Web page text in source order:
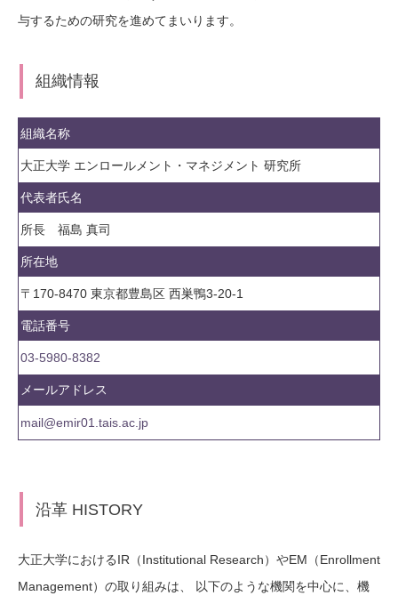
与するための研究を進めてまいります。
組織情報
組織名称
大正大学 エンロールメント・マネジメント 研究所
代表者氏名
所長 福島 真司
所在地
〒170-8470 東京都豊島区 西巣鴨3-20-1
電話番号
03-5980-8382
メールアドレス
mail@emir01.tais.ac.jp
沿革 HISTORY
大正大学におけるIR（Institutional Research）やEM（Enrollment
Management）の取り組みは、 以下のような機関を中心に、機